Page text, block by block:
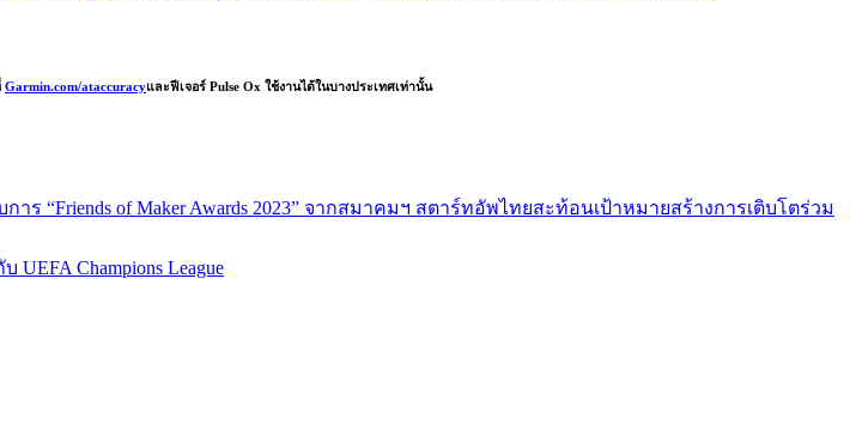
Garmin.com/ataccuracyและฟีเจอร์ Pulse Ox ใช้งานได้ในบางประเทศเท่านั้น
“Friends of Maker Awards 2023” จากสมาคมฯ สตาร์ทอัพไทยสะท้อนเป้าหมายสร้างการเติบโตร่วม
Champions League